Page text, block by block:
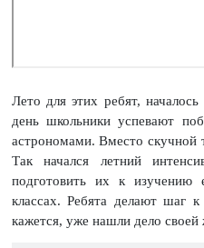
Лето для этих ребят,
день школьники успевают
астрономами. Вместо
Так начался летний
подготовить их к изучению
классах. Ребята делают шаг
кажется, уже нашли дело своей